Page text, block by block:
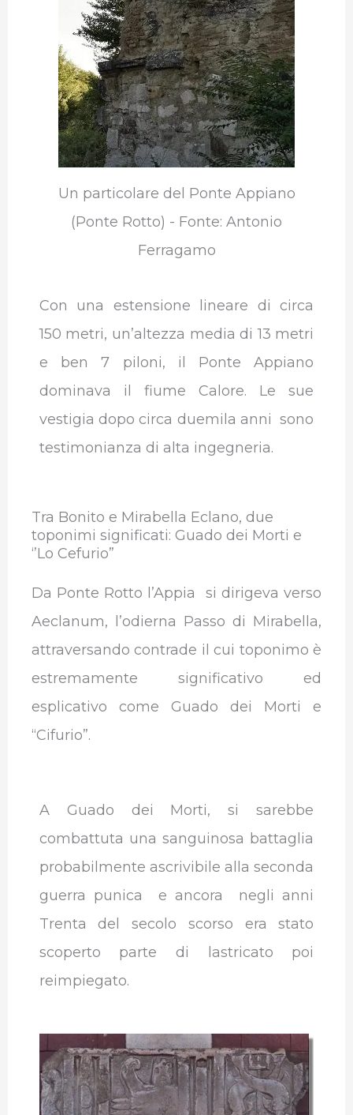
Un particolare del Ponte Appiano
(Ponte Rotto) - Fonte: Antonio
Ferragamo
Con una estensione lineare di circa
150 metri, un’altezza media di 13 metri
e ben 7 piloni, il Ponte Appiano
dominava il fiume Calore. Le sue
vestigia dopo circa duemila anni sono
testimonianza di alta ingegneria.
Tra Bonito e Mirabella Eclano, due
toponimi significati: Guado dei Morti e
‘’Lo Cefurio”
Da Ponte Rotto l’Appia si dirigeva verso
Aeclanum, l’odierna Passo di Mirabella,
attraversando contrade il cui toponimo è
estremamente significativo ed
esplicativo come Guado dei Morti e
“Cifurio”.
A Guado dei Morti, si sarebbe
combattuta una sanguinosa battaglia
probabilmente ascrivibile alla seconda
guerra punica e ancora negli anni
Trenta del secolo scorso era stato
scoperto parte di lastricato poi
reimpiegato.